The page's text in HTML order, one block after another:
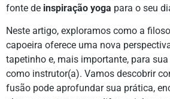
fonte de inspiração yoga para o seu
Neste artigo, exploramos como a
capoeira oferece uma nova
tapetinho e, mais importante, para sua
como instrutor(a). Vamos descobrir
fusão pode aprofundar sua prática,